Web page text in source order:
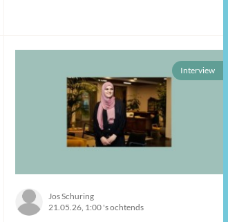
Interview
Jos Schuring
21.05.26, 1:00 's ochtends